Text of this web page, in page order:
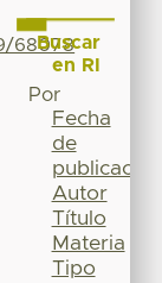
68078
Buscar
en RI
Por
Fecha
de
publicación
Autor
Título
Materia
Tipo